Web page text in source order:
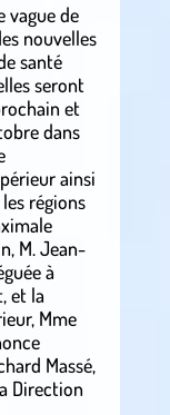
vague de
nouvelles
santé
seront
et
dans
ainsi
régions
M. Jean-
à
et la
Mme
Massé,
Direction